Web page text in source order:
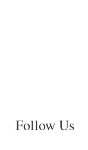
Follow Us